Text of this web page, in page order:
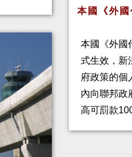
本國《外
本國《外國
式生效，新
府政策的個
內向聯邦政
高可罰款